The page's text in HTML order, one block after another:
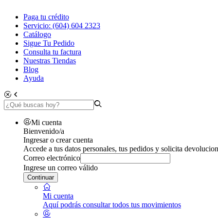
Paga tu crédito
Servicio: (604) 604 2323
Catálogo
Sigue Tu Pedido
Consulta tu factura
Nuestras Tiendas
Blog
Ayuda
Mi cuenta
Bienvenido/a
Ingresar o crear cuenta
Accede a tus datos personales, tus pedidos y solicita
Correo electrónico
Ingrese un correo válido
Continuar
Mi cuenta
Aquí podrás consultar todos tus movimientos